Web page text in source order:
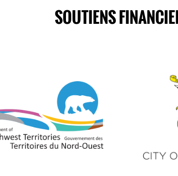
SOUTIENS